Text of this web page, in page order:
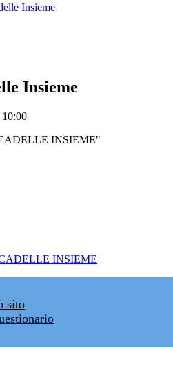
Insieme
Insieme
INSIEME"
INSIEME
sito